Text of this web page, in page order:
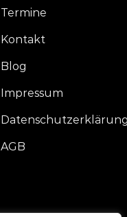
Termine
Kontakt
Blog
Impressum
AGB